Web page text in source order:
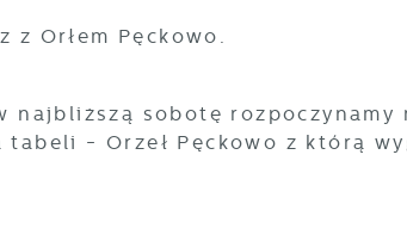
z Orłem Pęckowo.
najbliższą sobotę rozpoczynamy
- Orzeł Pęckowo z którą